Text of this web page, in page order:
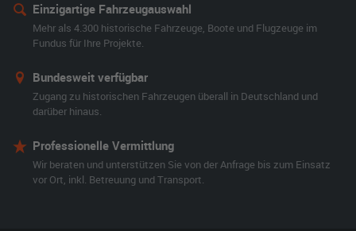
Einzigartige Fahrzeugauswahl
Mehr als 4.300 historische Fahrzeuge, Boote und Flugzeuge im
Fundus für Ihre Projekte.
Bundesweit verfügbar
Zugang zu historischen Fahrzeugen überall in Deutschland und
darüber hinaus.
Professionelle Vermittlung
Wir beraten und unterstützen Sie von der Anfrage bis zum Einsatz
vor Ort, inkl. Betreuung und Transport.